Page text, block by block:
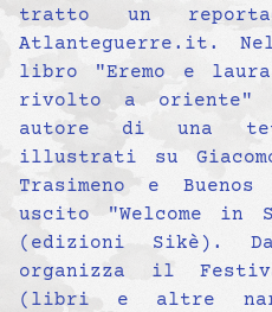
tratto un
Atlanteguerre.it.
libro "Eremo e
rivolto a oriente"
autore di una
illustrati su
Trasimeno e
uscito "Welcome
(edizioni Sikè).
organizza il
(libri e altre